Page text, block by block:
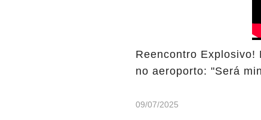
Reencontro Explosivo!
no aeroporto: "Será
09/07/2025